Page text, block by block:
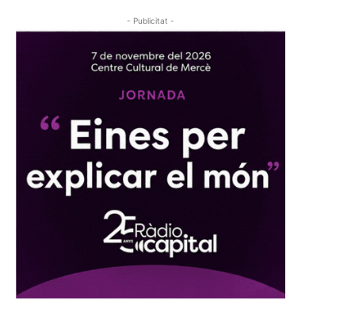
- Publicitat -